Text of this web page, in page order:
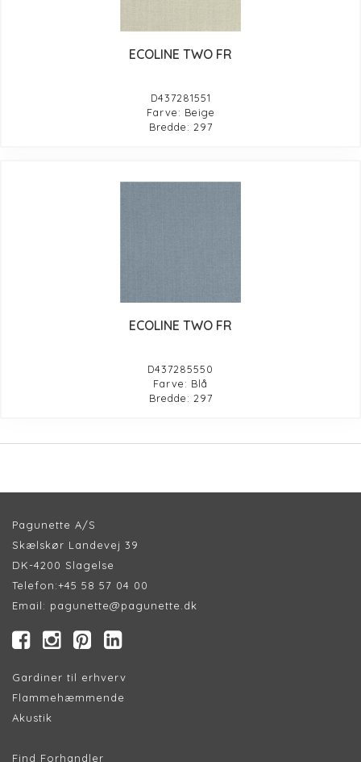
ECOLINE TWO FR
D437281551
Farve: Beige
Bredde: 297
ECOLINE TWO FR
D437285550
Farve: Blå
Bredde: 297
Pagunette A/S
Skælskør Landevej 39
DK-4200 Slagelse
Telefon:+45 58 57 04 00
Email: pagunette@pagunette.dk
Gardiner til erhverv
Flammehæmmende
Akustik
Find Forhandler